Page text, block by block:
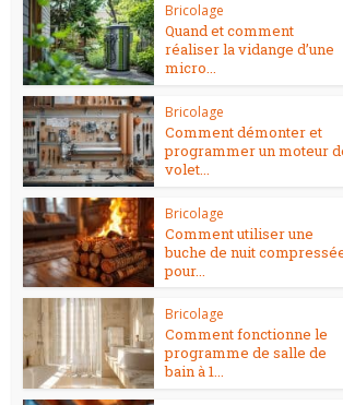
Bricolage
Quand et comment
réaliser la vidange d’une
micro...
Bricolage
Comment démonter et
programmer un moteur
volet...
Bricolage
Comment utiliser une
buche de nuit
pour...
Bricolage
Comment fonctionne le
programme de salle de
bain à 1...